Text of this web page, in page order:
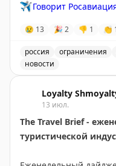
✈️ Говорит
😢 13 🎉 2 👎 1 👏
россия ограничения
новости
Loyalty
13 июл.
The Travel Brief -
туристической